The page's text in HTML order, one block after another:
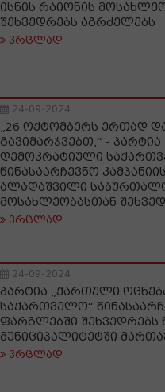
ისნის რაიონის
შეხვედრებს აგრძელებს
ვრცლად
24-09-2024
„26 ოქტომბერს ერთად
გავიმარჯვებთ,“ -
დემოკრატიული
წინასაარჩევნო
ალადაშვილი
მოსახლეობასთან
ვრცლად
24-09-2024
პარტია „ქართული
საქართველო“
ფარგლებში შეხვედრებს
მუნიციპალიტეტში
ვრცლად